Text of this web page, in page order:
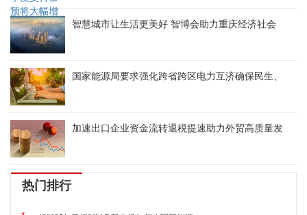
智慧城市让生活更美好 智博会助力重庆经济社会
国家能源局要求强化跨省跨区电力互济确保民生、
加速出口企业资金流转退税提速助力外贸高质量发
热门排行